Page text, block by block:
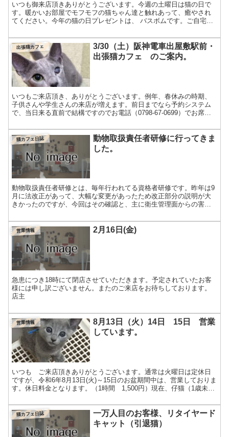
いつも御来店頂きありがとうございます。今週の土曜日は猫の日で
す。暖かいお部屋でモフモフの猫ちゃん達と触れあって、癒やされ
てください。今年の猫の日プレゼントは、 バスボムです。ご自宅に
出張猫カフェ
3/30（土）阪神電車出屋敷駅前・
出張猫カフェ のご案内。
いつもご来店頂き、ありがとうございます。例年、春休みの時期、
子供さんや学生さんの来店が増えます。前日までなら予約システム
で、当日来る直前で結構ですのでお電話（0798-67-0699）でお席の
猫カフェ日誌
動物取扱責任者研修に行ってきま
した。
動物取扱責任者研修とは、毎年行われてる資格者研修です。昨年は9
月に法改正があって、大幅な変更があったため改正部分の説明が大
きかったのですが、今回はその確認と、主に衛生管理面からの害虫
営業情報 2月16日(金)
急患につき18時にて閉店させていただきます。予定されていたお客
様には申し訳ございません。またのご来店をお待ちしております。
店主
営業情報
8月13日（火）14日 15日 営業
しています。
いつも ご来店頂きありがとうございます。通常は火曜日は定休日
ですが、令和6年8月13日(火)～15日のお盆期間中は、営業しておりま
す。休日料金となります。（1時間 1,500円）現在、仔猫（1歳未満
猫カフェ日誌
一万人目のお客様、リタイヤード
キャット（引退猫）